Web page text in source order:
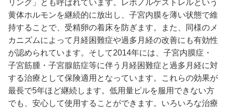
リング」とも呼ばれています。レボノルゲストレルという
黄体ホルモンを継続的に放出し、子宮内膜を薄い状態で維
持することで、受精卵の着床を防ぎます。また、同様のメ
カニズムによって月経困難症や過多月経の改善にも有効性
が認められています。そして2014年には、子宮内膜症・
子宮筋腫・子宮腺筋症等に伴う月経困難症と過多月経に対
する治療として保険適用となっています。これらの効果が
最長で5年ほど継続します。低用量ピルを服用できない方
でも、安心して使用することができます。いろいろな治療